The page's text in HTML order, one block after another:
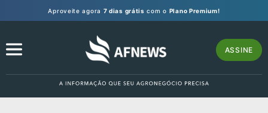
Aproveite agora 7 dias grátis com o Plano Premium!
ASSINE